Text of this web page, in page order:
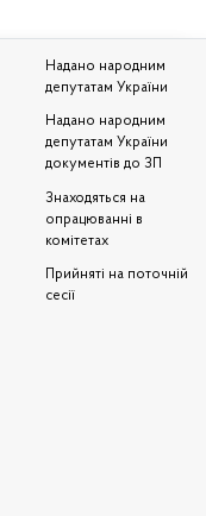
Надано народним
депутатам України
Надано народним
депутатам України
документів до ЗП
Знаходяться на
опрацюванні в
комітетах
Прийняті на поточній
сесії